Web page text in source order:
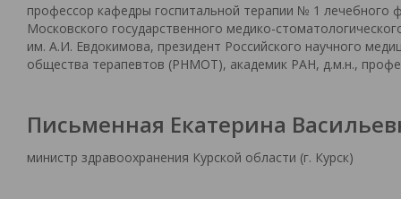
профессор кафедры госпитальной терапии № 1 лечебного
Московского государственного медико-
им. А.И. Евдокимова, президент Российского научного
общества терапевтов (РНМОТ), академик РАН, д.м.н.,
Письменная Екатерина
министр здравоохранения Курской области (г. Курск)